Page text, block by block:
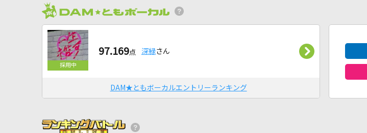
97.169点 深緑さん
DAM★ともボーカルエントリーランキング